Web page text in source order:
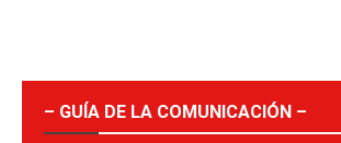
– GUÍA DE LA COMUNICACIÓN –